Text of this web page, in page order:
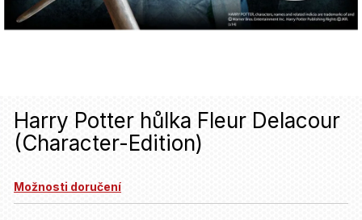
Harry Potter hůlka Fleur Delacour
(Character-Edition)
Možnosti doručení
j
n
a
í